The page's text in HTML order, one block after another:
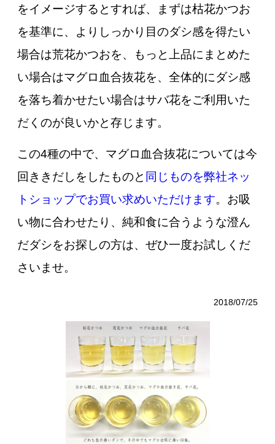
をイメージするとすれば、まずは枯花かつお
を基準に、よりしっかり目のダシ感を得たい
場合は荒花かつおを、もっと上品にまとめた
い場合はマグロ血合抜花を、全体的にダシ感
を落ち着かせたい場合はサバ花をご利用いた
だくのが良いかと存じます。
この4種の中で、マグロ血合抜花については今
回ききだしをしたものと 同じものを弊社ネッ
トショップでお買い求めいただけます。お吸
い物に合わせたり、純和食に合うような澄ん
だダシをお探しの方は、ぜひ一度お試しくだ
さいませ。
2018/07/25